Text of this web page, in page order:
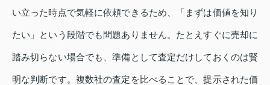
い立った時点で気軽に依頼できるため、「まずは価値を知り
たい」という段階でも問題ありません。たとえすぐに売却に
踏み切らない場合でも、準備として査定だけしておくのは賢
明な判断です。複数社の査定を比べることで、提示された価